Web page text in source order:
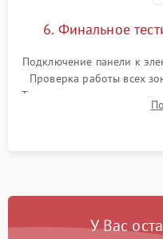
6. Финальное
Подключение панели к
Проверка работы всех
Тестирование сенсорного
остаточного тепла и
У Вас